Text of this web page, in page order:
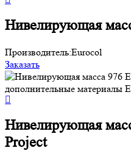
Нивелирующая
Производитель:Eurocol
Заказать
Нивелирующая
Project